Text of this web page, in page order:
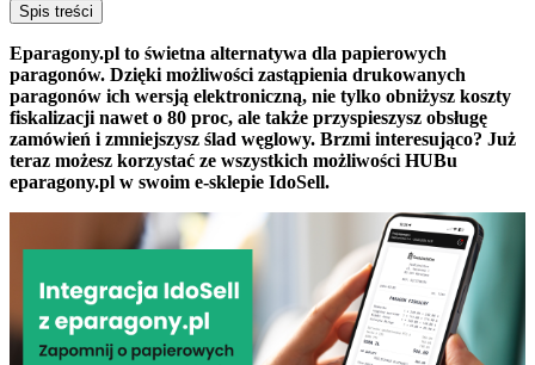
Spis treści
Eparagony.pl to świetna alternatywa dla papierowych
paragonów. Dzięki możliwości zastąpienia drukowanych
paragonów ich wersją elektroniczną, nie tylko obniżysz koszty
fiskalizacji nawet o 80 proc, ale także przyspieszysz obsługę
zamówień i zmniejszysz ślad węglowy. Brzmi interesująco? Już
teraz możesz korzystać ze wszystkich możliwości HUBu
eparagony.pl w swoim e-sklepie IdoSell.